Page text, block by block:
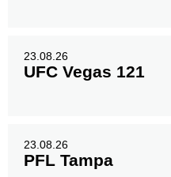
23.08.26
UFC Vegas 121
23.08.26
PFL Tampa